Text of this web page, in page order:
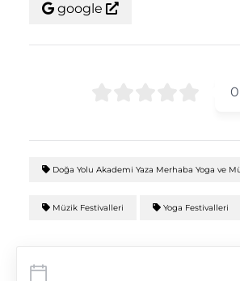
google
0
Doğa Yolu Akademi Yaza Merhaba Yoga ve
Müzik Festivalleri Yoga Festivalleri